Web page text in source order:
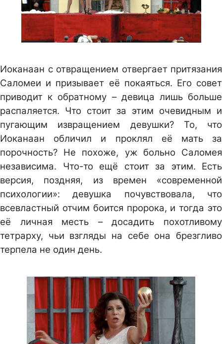
Иоканаан с отвращением отвергает притязания
Саломеи и призывает её покаяться. Его совет
приводит к обратному – девица лишь больше
распаляется. Что стоит за этим очевидным и
пугающим извращением девушки? То, что
Иоканаан обличил и проклял её мать за
порочность? Не похоже, уж больно Саломея
независима. Что-то ещё стоит за этим. Есть
версия, поздняя, из времен «современной
психологии»: девушка почувствовала, что
всевластный отчим боится пророка, и тогда это
её личная месть – досадить похотливому
тетрарху, чьи взгляды на себе она брезгливо
терпела не один день.